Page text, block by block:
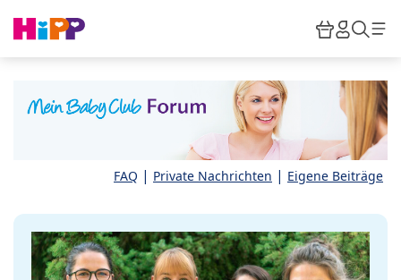
HiPP
FAQ | Private Nachrichten | Eigene Beiträge